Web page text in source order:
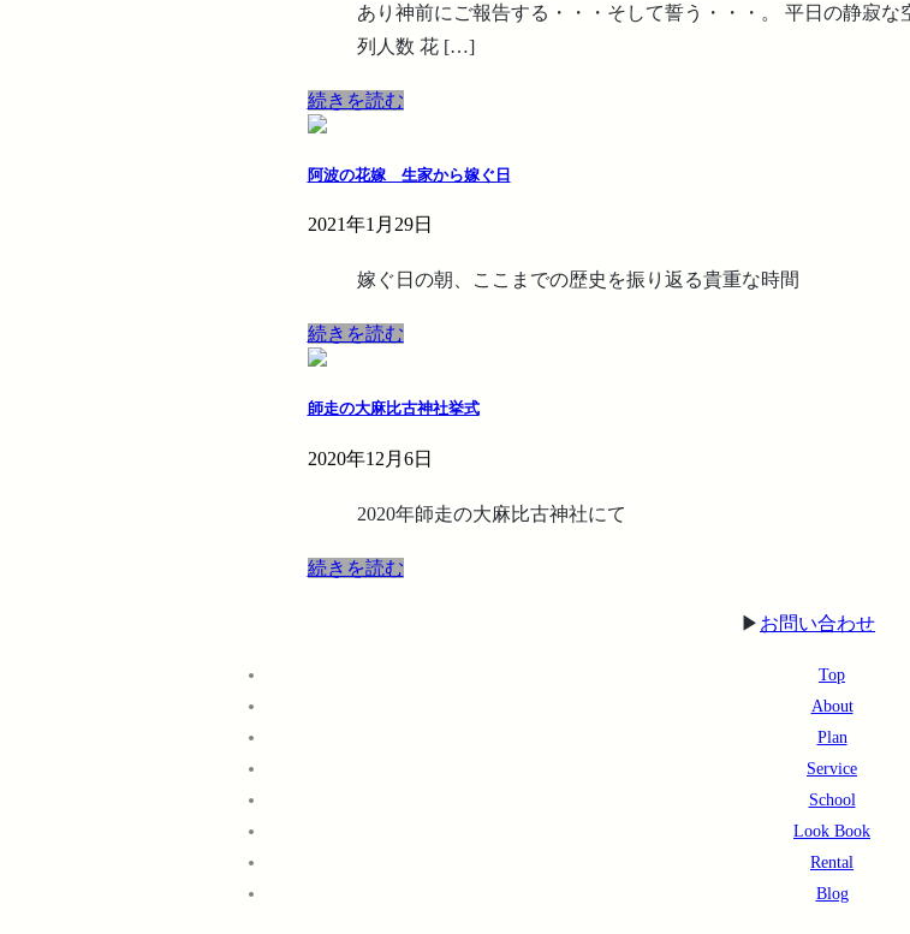
あり神前にご報告する・・・そして誓う・・・。 平日の静寂
列人数 花 […]
続きを読む
阿波の花嫁 生家から嫁ぐ日
2021年1月29日
嫁ぐ日の朝、ここまでの歴史を振り返る貴重な時間
続きを読む
師走の大麻比古神社挙式
2020年12月6日
2020年師走の大麻比古神社にて
続きを読む
▶︎ お問い合わせ
Top
About
Plan
Service
School
Look Book
Rental
Blog